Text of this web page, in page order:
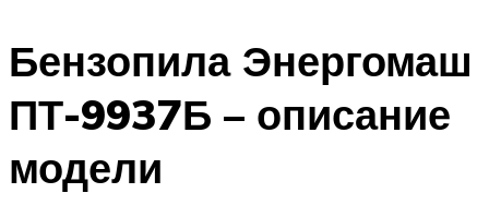
Бензопила Энергомаш
ПТ-9937Б – описание
модели